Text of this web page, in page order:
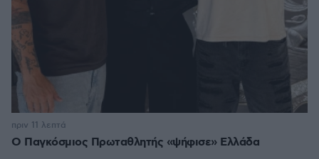
Ο Παγκόσμιος Πρωταθλητής «ψήφισε» Ελλάδα
πριν 11 λεπτά